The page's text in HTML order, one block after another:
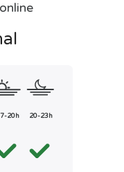
20h 20-23h